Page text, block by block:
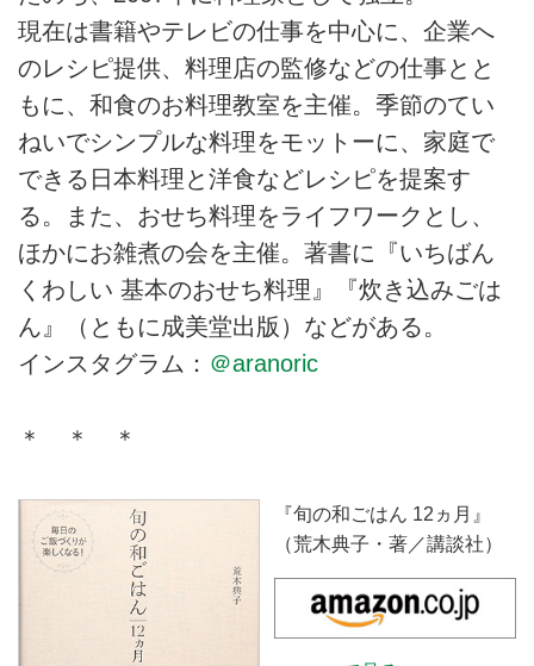
現在は書籍やテレビの仕事を中心に、企業へ
のレシピ提供、料理店の監修などの仕事とと
もに、和食のお料理教室を主催。季節のてい
ねいでシンプルな料理をモットーに、家庭で
できる日本料理と洋食などレシピを提案す
る。また、おせち料理をライフワークとし、
ほかにお雑煮の会を主催。著書に『いちばん
くわしい 基本のおせち料理』『炊き込みごは
ん』（ともに成美堂出版）などがある。
インスタグラム： ＠aranoric
＊ ＊ ＊
『旬の和ごはん 12ヵ月』
（荒木典子・著／講談社）